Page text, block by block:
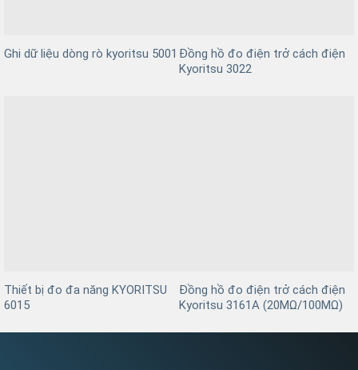
Ghi dữ liệu dòng rò kyoritsu 5001 Đồng hồ đo điện trở cách điện
Kyoritsu 3022
Thiết bị đo đa năng KYORITSU
6015
Đồng hồ đo điện trở cách điện
Kyoritsu 3161A (20MΩ/100MΩ)